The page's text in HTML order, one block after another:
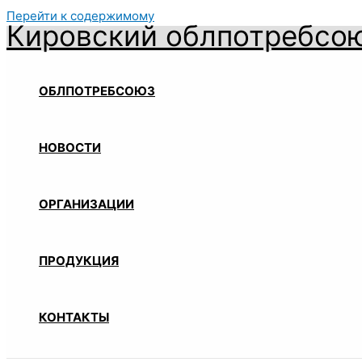
Перейти к содержимому
Кировский
ОБЛПОТРЕБСОЮЗ
НОВОСТИ
ОРГАНИЗАЦИИ
ПРОДУКЦИЯ
КОНТАКТЫ